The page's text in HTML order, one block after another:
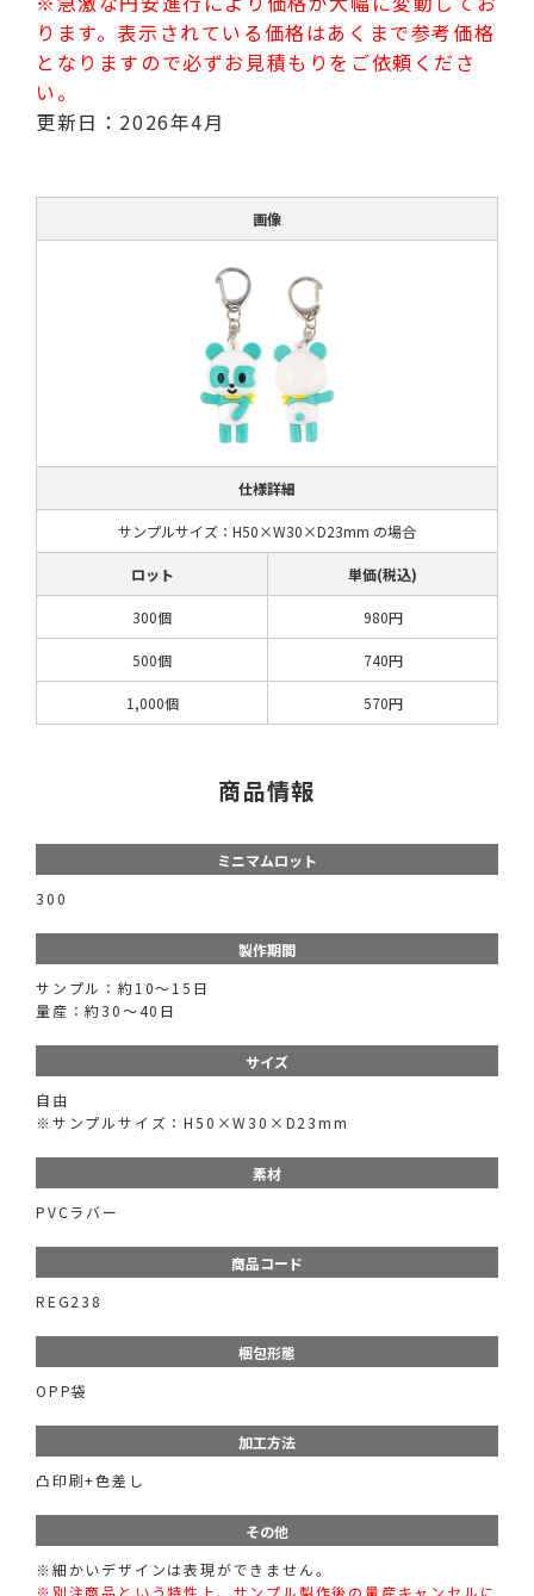
ります。表示されている価格はあくまで参考価格
となりますので必ずお見積もりをご依頼くださ
い。
更新日：2026年4月
画像
仕様詳細
サンプルサイズ：H50×W30×D23mm の場合
ロット 単価(税込)
300個 980円
500個 740円
1,000個 570円
商品情報
ミニマムロット
300
製作期間
サンプル：約10～15日
量産：約30～40日
サイズ
自由
※サンプルサイズ：H50×W30×D23mm
素材
PVCラバー
商品コード
REG238
梱包形態
OPP袋
加工方法
凸印刷+色差し
その他
※細かいデザインは表現ができません。
※別注商品という特性上、サンプル製作後の量産キャンセルに